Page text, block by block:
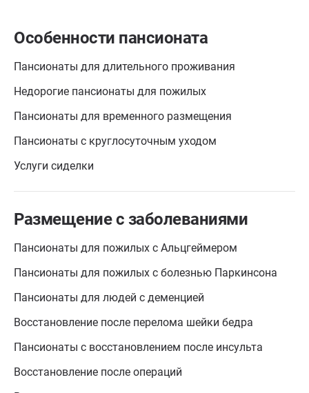
Особенности пансионата
Пансионаты для длительного проживания
Недорогие пансионаты для пожилых
Пансионаты для временного размещения
Пансионаты с круглосуточным уходом
Услуги сиделки
Размещение с заболеваниями
Пансионаты для пожилых с Альцгеймером
Пансионаты для пожилых с болезнью Паркинсона
Пансионаты для людей с деменцией
Восстановление после перелома шейки бедра
Пансионаты с восстановлением после инсульта
Восстановление после операций